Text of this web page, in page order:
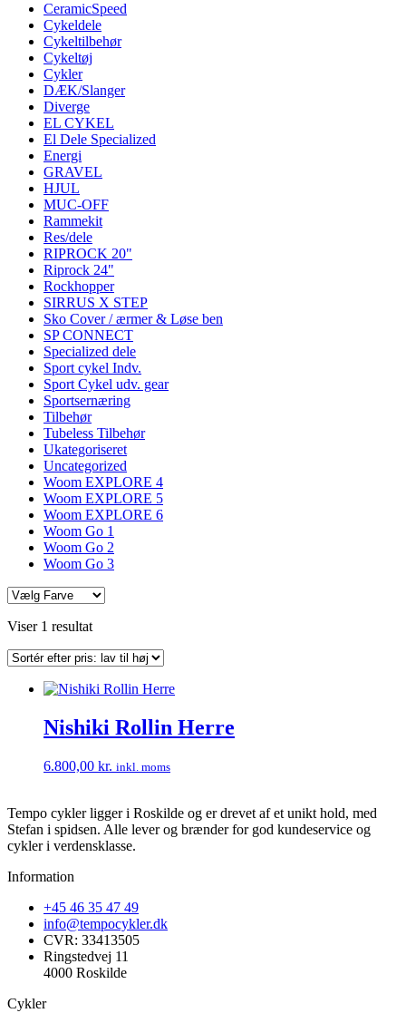
CeramicSpeed
Cykeldele
Cykeltilbehør
Cykeltøj
Cykler
DÆK/Slanger
Diverge
EL CYKEL
El Dele Specialized
Energi
GRAVEL
HJUL
MUC-OFF
Rammekit
Res/dele
RIPROCK 20"
Riprock 24"
Rockhopper
SIRRUS X STEP
Sko Cover / ærmer & Løse ben
SP CONNECT
Specialized dele
Sport cykel Indv.
Sport Cykel udv. gear
Sportsernæring
Tilbehør
Tubeless Tilbehør
Ukategoriseret
Uncategorized
Woom EXPLORE 4
Woom EXPLORE 5
Woom EXPLORE 6
Woom Go 1
Woom Go 2
Woom Go 3
Viser 1 resultat
Nishiki Rollin Herre
6.800,00 kr. inkl. moms
Tempo cykler ligger i Roskilde og er drevet af et unikt hold, med
Stefan i spidsen. Alle lever og brænder for god kundeservice og
cykler i verdensklasse.
Information
+45 46 35 47 49
info@tempocykler.dk
CVR: 33413505
Ringstedvej 11
4000 Roskilde
Cykler